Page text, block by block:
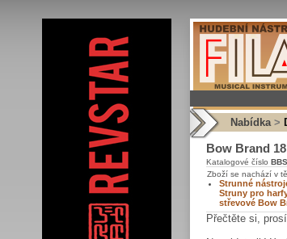
Nabídka >
Bow Brand
Katalogové číslo
Zboží se nachází v
Strunné
Struny pro
střevové Bow
Přečtěte si,